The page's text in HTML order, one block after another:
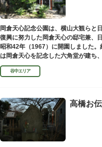
岡倉天心記念公園は、横山大観らと
復興に努力した岡倉天心の邸宅兼、
昭和42年（1967）に開園しました
は岡倉天心を記念した六角堂が建ち
されています。
谷中エリア
高橋お